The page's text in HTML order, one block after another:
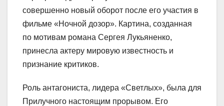
совершенно новый оборот после его участия в
фильме «Ночной дозор». Картина, созданная
по мотивам романа Сергея Лукьяненко,
принесла актеру мировую известность и
признание критиков.
Роль антагониста, лидера «Светлых», была для
Прилучного настоящим прорывом. Его